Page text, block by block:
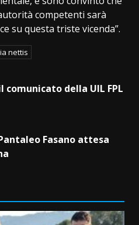
competenti sarà
su questa triste vicenda”.
nettis
della UIL FPL
Fasano attesa